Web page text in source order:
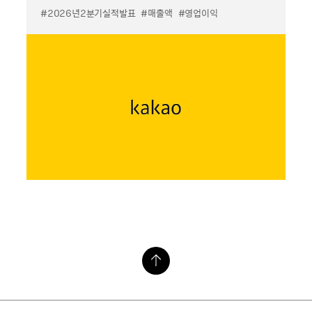
#2026년2분기실적발표 #매출액 #영업이익